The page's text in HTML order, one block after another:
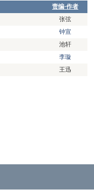
责编·作者
张弦
钟宣
池轩
李璇
王迅